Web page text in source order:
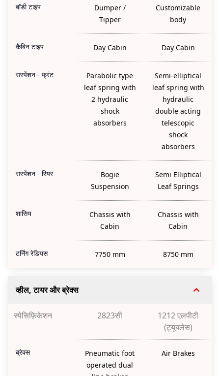
बॉडी टाइप
Dumper /
Tipper
Customizable
body
कैबिन टाइप Day Cabin Day Cabin
सस्पेंशन - फ्रंट
Parabolic type
leaf spring with
2 hydraulic
shock
absorbers
Semi-elliptical
leaf spring with
hydraulic
double acting
telescopic
shock
absorbers
सस्पेंशन - रियर
Bogie
Suspension
Semi Elliptical
Leaf Springs
शासिय
Chassis with
Cabin
Chassis with
Cabin
टर्निंग रेडियस 7750 mm 8750 mm
व्हील, टायर और ब्रेक्स
स्पेसिफ़िकेशन 2823सी
1212 एलपीटी
(ट्यूबलेस)
ब्रेक्स
Pneumatic foot
operated dual
Air Brakes